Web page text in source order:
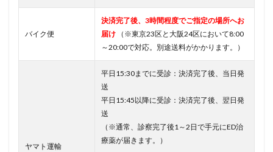
バイク便
決済完了後、3時間程度でご指定の場所へお
届け （※東京23区と大阪24区において8:00
～20:00で対応。別途送料がかかります。）
ヤマト運輸
平日15:30までに受診：決済完了後、当日発
送
平日15:45以降に受診：決済完了後、翌日発
送
（※通常、診察完了後1～2日で手元にED治
療薬が届きます。）